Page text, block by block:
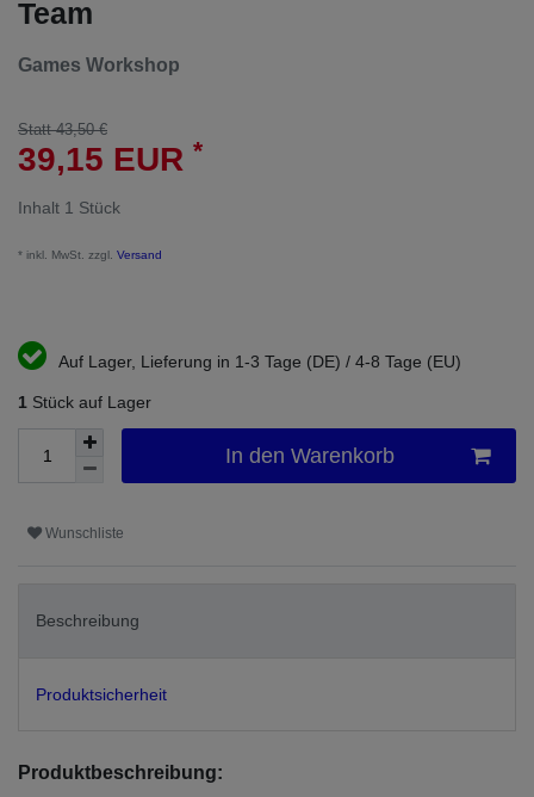
Team
Games Workshop
Statt 43,50 €
39,15 EUR *
Inhalt 1 Stück
* inkl. MwSt. zzgl. Versand
Auf Lager, Lieferung in 1-3 Tage (DE) / 4-8 Tage (EU)
1 Stück auf Lager
In den Warenkorb
Wunschliste
Beschreibung
Produktsicherheit
Produktbeschreibung: